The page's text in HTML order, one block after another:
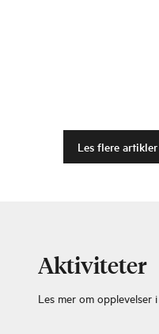
Les flere
Aktiviteter
Les mer om opplevelser